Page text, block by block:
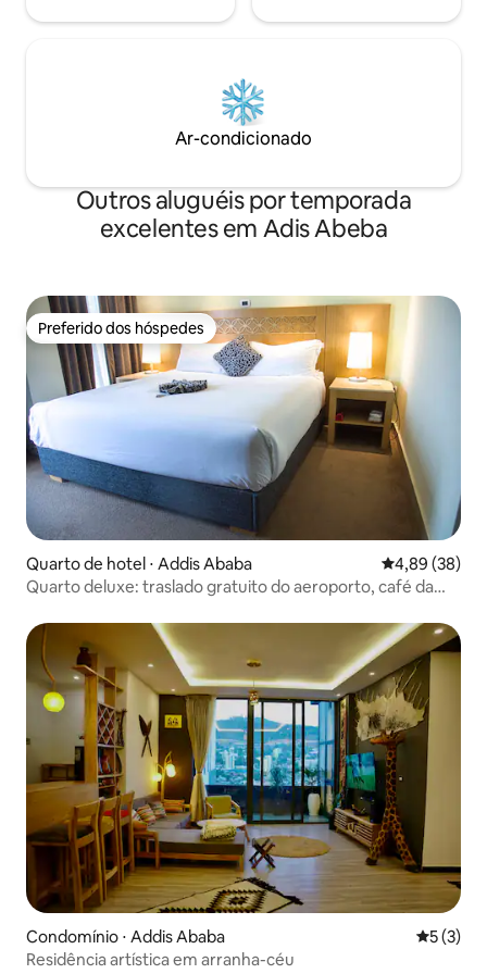
Ar-condicionado
Outros aluguéis por temporada
excelentes em Adis Abeba
Preferido dos hóspedes
Preferido dos hóspedes
Quarto de hotel ⋅ Addis Ababa 4,89 de uma
4,89 (38)
Quarto deluxe: traslado gratuito do aeroporto, café da
Condomínio ⋅ Addis Ababa 5 de
5 (3)
Residência artística em arranha-céu